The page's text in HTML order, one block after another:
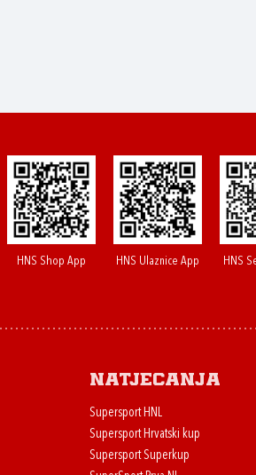
HNS Shop App HNS Ulaznice App HNS
Natjecanja
Supersport HNL
Supersport Hrvatski kup
Supersport Superkup